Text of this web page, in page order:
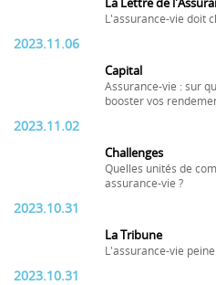
La Lettre de
L'assurance-vie doit
2023.11.06
Capital
Assurance-vie : sur
booster vos
2023.11.02
Challenges
Quelles unités de
assurance-vie ?
2023.10.31
La Tribune
L'assurance-vie
2023.10.31